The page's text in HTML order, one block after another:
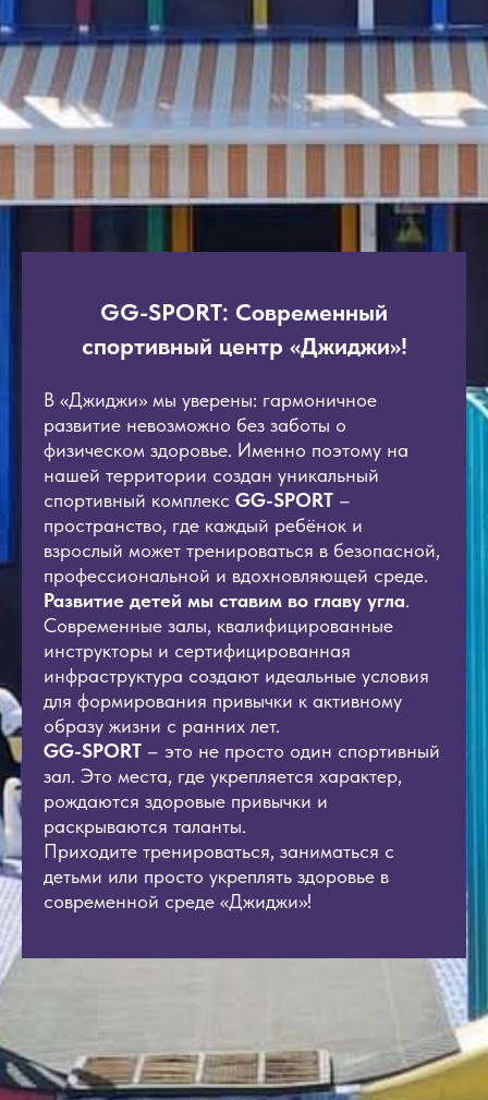
GG-SPORT: Современный
спортивный центр «Джиджи»!
В «Джиджи» мы уверены: гармоничное
развитие невозможно без заботы о
физическом здоровье. Именно поэтому на
нашей территории создан уникальный
спортивный комплекс GG-SPORT –
пространство, где каждый ребёнок и
взрослый может тренироваться в безопасной,
профессиональной и вдохновляющей среде.
Развитие детей мы ставим во главу угла.
Современные залы, квалифицированные
инструкторы и сертифицированная
инфраструктура создают идеальные условия
для формирования привычки к активному
образу жизни с ранних лет.
GG-SPORT – это не просто один спортивный
зал. Это места, где укрепляется характер,
рождаются здоровые привычки и
раскрываются таланты.
Приходите тренироваться, заниматься с
детьми или просто укреплять здоровье в
современной среде «Джиджи»!